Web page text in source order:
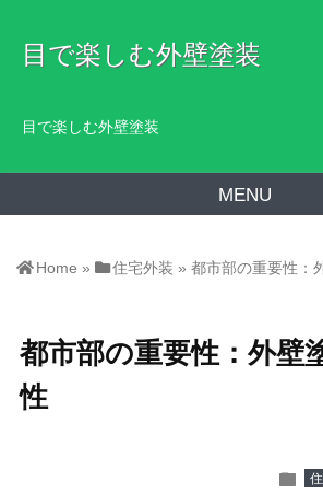
目で楽しむ外壁塗装
目で楽しむ外壁塗装
MENU
Home » 住宅外装 »都市部の重要性：
都市部の重要性：外壁
性
folder